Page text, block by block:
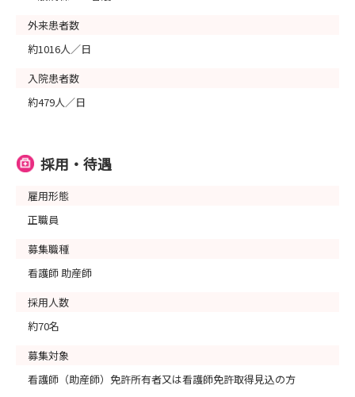
外来患者数
約1016人／日
入院患者数
約479人／日
採用・待遇
雇用形態
正職員
募集職種
看護師 助産師
採用人数
約70名
募集対象
看護師（助産師）免許所有者又は看護師免許取得見込の方